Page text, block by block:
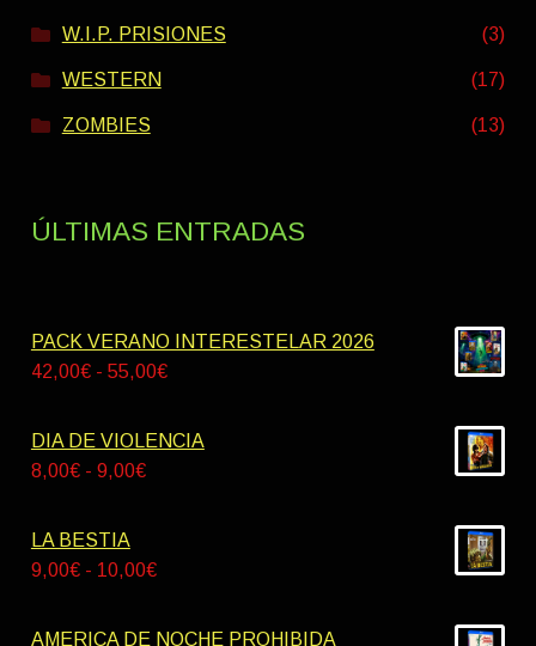
W.I.P. PRISIONES (3)
WESTERN (17)
ZOMBIES (13)
ÚLTIMAS ENTRADAS
PACK VERANO INTERESTELAR 2026
42,00€ - 55,00€Rango
precios:
DIA DE VIOLENCIA
8,00€ - 9,00€Rango
desde
LA BESTIA
9,00€ - 10,00€Rango
precios:
AMERICA DE NOCHE PROHIBIDA